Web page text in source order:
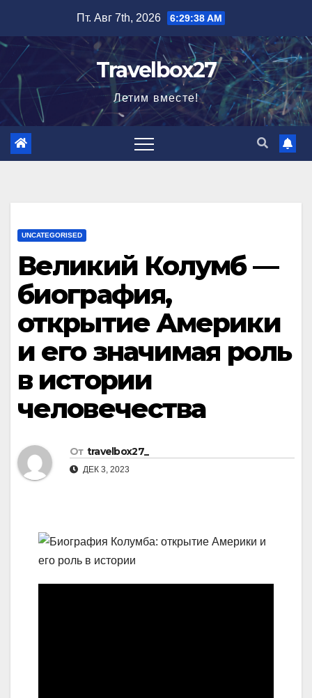
содержимому
Пт. Авг 7th, 2026 6:29:39 AM
Travelbox27
Летим вместе!
UNCATEGORISED
Великий Колумб —
биография,
открытие Америки
и его значимая роль
в истории
человечества
От travelbox27_
ДЕК 3, 2023